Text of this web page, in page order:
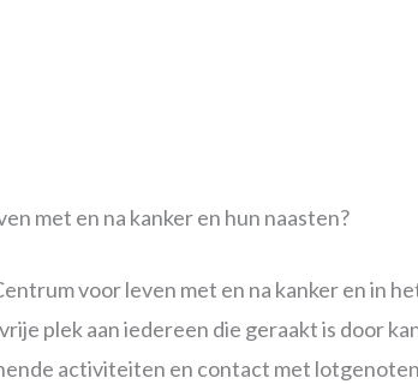
met en na kanker en hun naasten?
voor leven met en na kanker en in
plek aan iedereen die geraakt is door
activiteiten en contact met